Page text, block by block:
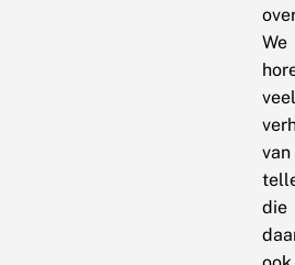
We
veel
van
die